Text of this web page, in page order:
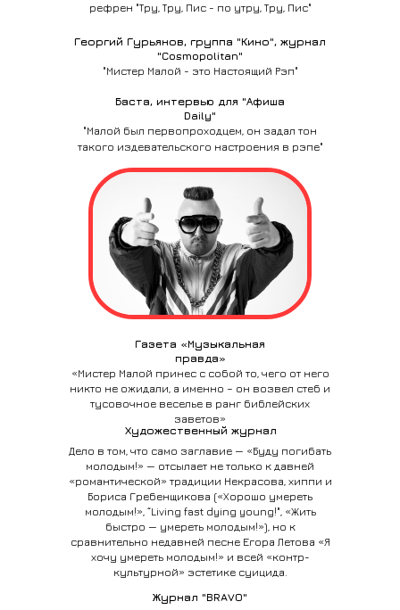
Журнал "BRAVO"
«Мистер Малой принес с собой то, чего от него
никто не ожидали, а именно – он возвел стеб и
тусовочное веселье в ранг библейских
заветов»
Газета «Музыкальная
правда»
Дело в том, что само заглавие — «Буду погибать
молодым!» — отсылает не только к давней
«романтической» традиции Некрасова, хиппи и
Бориса Гребенщикова («Хорошо умереть
молодым!», “Living fast dying young!", «Жить
быстро — умереть молодым!»), но к
сравнительно недавней песне Егора Летова «Я
хочу умереть молодым!» и всей «контр-
культурной» эстетике суицида.
Художественный журнал
"Малой был первопроходцем, он задал тон
такого издевательского настроения в рэпе"
Баста, интервью для "Афиша
Daily"
"Мистер Малой - это Настоящий Рэп"
Георгий Гурьянов, группа "Кино", журнал
"Cosmopolitan"
рефрен "Тру, Тру, Пис - по утру, Тру, Пис"